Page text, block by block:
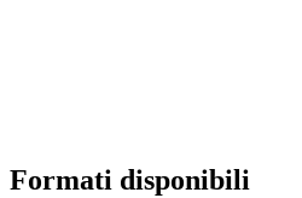
Formati disponibili